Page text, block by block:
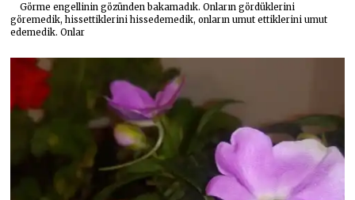
Görme engellinin gözünden bakamadık. Onların gördüklerini
göremedik, hissettiklerini hissedemedik, onların umut ettiklerini umut
edemedik. Onlar